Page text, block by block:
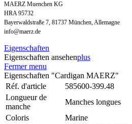
MAERZ Muenchen KG
HRA 95732
Bayerwaldstraße 7, 81737 München, Allemagne
info@maerz.de
Eigenschaften
Eigenschaften ansehenplus
Fermer menu
Eigenschaften "Cardigan MAERZ"
Réf. d'article
585600-399.48
Longueur de
manche
Manches longues
Coloris
Marine